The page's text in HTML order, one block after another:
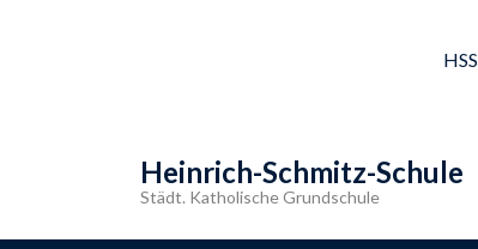
HSS
Heinrich-Schmitz-Schule
Städt. Katholische Grundschule